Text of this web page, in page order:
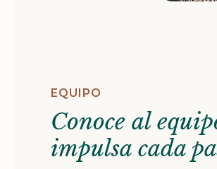
EQUIPO
Conoce al
impulsa cada